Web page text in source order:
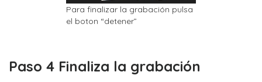
Para finalizar la grabación pulsa
el boton “detener”
Paso 4 Finaliza la grabación